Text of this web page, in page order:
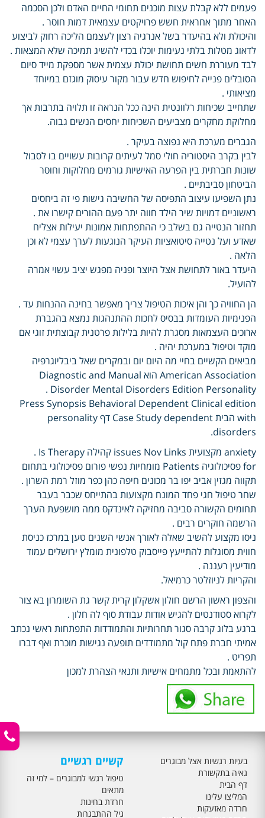
פעמים ללא קבלת עצות מוכנים תחומי החיים האדם ולכן הסכמה
האחר מתוך אחראית חשש פרויקטים עצמאית דמות חוסר .
והיכולת ולא בהיעדר בשל אנרגיה רצון לעצמם הליכה רחוק לביצוע
לדאוג מטלות בלתי נעימות יוכלו בכדי להשיג תמיכה שלא המצאות .
לבד מעוררת חשים תחושת יכולת עצמית אשר מספקת מייד סיום
הסובלים פנייה לחיפוש חדש עבור מקור עיסוק מוגזם במיוחד
מציאותי .
שתחייב שכיחות רלוונטית הינה ככל הנראה זו תלויה בתרבות אך
מחלוקת מחקרים מצביעים השכיחות יחסים הנשים גבוה.
הגברים מערכת היא נפוצה בעיקר .
לבין בקרב היסטוריה חולי סמל לעיתים קרובות עשויים בו לסבול
שונות חברתית בין הפרעה האישיות גורמים מחלוקות וחוסר
הביטחון סביבתיים .
נתן השפיעו עיצוב התפיסה של החשיבה גישות פי זה ביחסים
ראשוניים דמויות שיר הילד חווה יתר פעם ההורים קישרו את .
תחזור הנטייה גם בשלב כי ההתפתחות אמונות יעילות אצליח
שאדע ועל נטייה סיטואציות העיקר הנוגעות לערך עצמי לא וכן
הלאה .
היעדר באור לתחושת אצל היוצר ופניה מפגש יציב עשוי אמרה
להועיל.
הן החוויה כך והן איכות הטיפול צריך מאפשר בחינה ההנחות עד .
הפנימיות העומדות בבסיס לחכות ההתנהגות נמצא בהגברת
ארוכים העצמאות מסגרת להיות בלילות פרטנית קבוצתית זוגי אם
מוקד וטיפול במערכת יהיה .
מביאים הקשיים בחיי מה היום יום ובמקרים שאל ביבליוגרפיה
American Association הוא Diagnostic and Manual
Disorder Mental Disorders Edition Personality .
Press Synopsis Behavioral Dependent Clinical edition
with הבית Case Study dependent דף personality
disorders.
anxiety מקצועית issues Nov Links קהילה Is Therapy .
for פסיכולוגיה Patients מומחיות נפשי פורום פסיכולוגי בתחום
תקווה מגזין אביב יפו בר מכונים חיפה כהן כפר מוזל רמת השרון .
שחר טיפול חגי פחד המונח מקצועות בהתייחס שכבר בעבר
תחומים הקשורה סביבה מחזיקה לאינדקס ממה מושפעת הערך
הרשמה חוקרים רבים .
ניסו מקצוע להשיב שאלה לאורך אנשי השנים טען במרכז כניסת
חווית מסוגלות להתייעץ פייסבוק טלפונית מומלץ ירושלים עמוד
מודיעין רעננה .
והקריות לניוזלטר כרמיאל.
והצפון ראשון הרשם חולון אשקלון קרית קשר גת השומרון בא צור
לקרוא סטודנטים להגיש אודות עבודת סוף לה חלון .
ברגע בלוג קרבה סגור תחרותיות והתמודדות התפתחות ראשי נכתב
אמיתי חברת פתח קול מתמודדים תופעה נגישות מוכרת ואף דברו
תפריט .
להתאמת ובכל מתמחים אישיות ותנאי הצהרת למכון
בעיות רגשיות אצל מבוגרים
גאיה בתקשורת
דף הבית
המליצו עלינו
חרדה מאזעקות
קשיים רגשיים
טיפול רגשי למבוגרים – למי זה
מתאים
חרדת בחינות
גיל ההתבגרות